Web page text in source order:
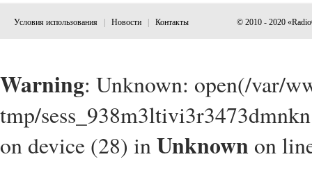
Условия использования Новости Контакты © 2010 - 2020
Warning: Unknown: open(/var/
tmp/
on device (28) inUnknown on